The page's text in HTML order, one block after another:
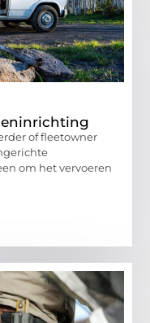
of fleetowner
om het vervoeren